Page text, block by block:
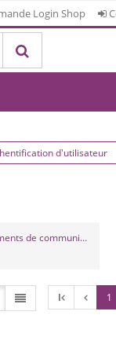
Login Shop
d'utilisateur
Compléments de communication de porte
l 1